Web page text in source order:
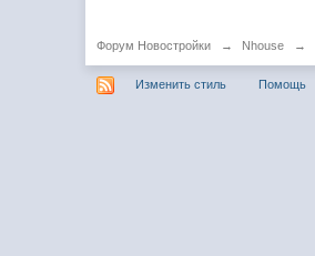
Форум Новостройки → Nhouse →
Изменить стиль Помощь